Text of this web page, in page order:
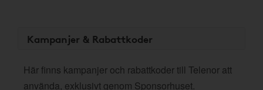
Kampanjer & Rabattkoder
Här finns kampanjer och rabattkoder till Telenor att
använda, exklusivt genom Sponsorhuset.